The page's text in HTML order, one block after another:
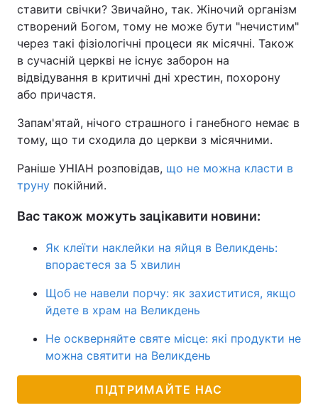
ставити свічки? Звичайно, так. Жіночий організм
створений Богом, тому не може бути "нечистим"
через такі фізіологічні процеси як місячні. Також
в сучасній церкві не існує заборон на
відвідування в критичні дні хрестин, похорону
або причастя.
Запам'ятай, нічого страшного і ганебного немає в
тому, що ти сходила до церкви з місячними.
Раніше УНІАН розповідав, що не можна класти в
труну покійний.
Вас також можуть зацікавити новини:
Як клеїти наклейки на яйця в Великдень:
впораєтеся за 5 хвилин
Щоб не навели порчу: як захиститися, якщо
йдете в храм на Великдень
Не оскверняйте святе місце: які продукти не
можна святити на Великдень
ПІДТРИМАЙТЕ НАС